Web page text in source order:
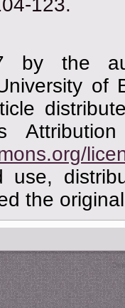
123.
by the
of
use,
the